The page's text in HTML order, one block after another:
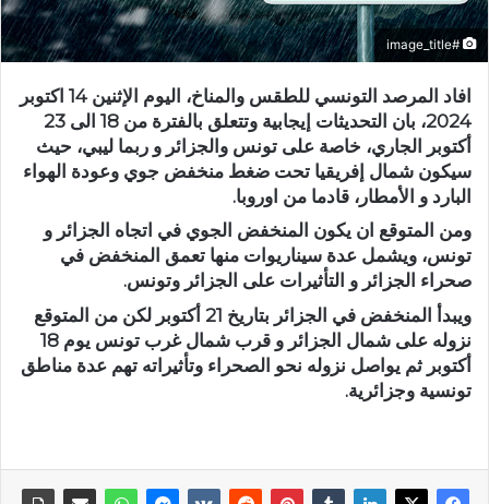
#image_title
افاد المرصد التونسي للطقس والمناخ، اليوم الإثنين 14 اكتوبر
2024، بان التحديثات إيجابية وتتعلق بالفترة من 18 الى 23
أكتوبر الجاري، خاصة على تونس والجزائر و ربما ليبي، حيث
سيكون شمال إفريقيا تحت ضغط منخفض جوي وعودة الهواء
البارد و الأمطار، قادما من اوروبا.
ومن المتوقع ان يكون المنخفض الجوي في اتجاه الجزائر و
تونس، ويشمل عدة سيناريوات منها تعمق المنخفض في
صحراء الجزائر و التأثيرات على الجزائر وتونس.
ويبدأ المنخفض في الجزائر بتاريخ 21 أكتوبر لكن من المتوقع
نزوله على شمال الجزائر و قرب شمال غرب تونس يوم 18
أكتوبر ثم يواصل نزوله نحو الصحراء وتأثيراته تهم عدة مناطق
تونسية وجزائرية.